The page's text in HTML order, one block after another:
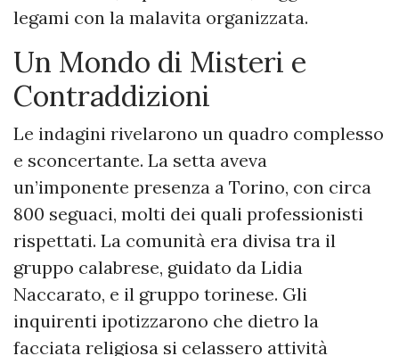
legami con la malavita organizzata.
Un Mondo di Misteri e
Contraddizioni
Le indagini rivelarono un quadro complesso
e sconcertante. La setta aveva
un’imponente presenza a Torino, con circa
800 seguaci, molti dei quali professionisti
rispettati. La comunità era divisa tra il
gruppo calabrese, guidato da Lidia
Naccarato, e il gruppo torinese. Gli
inquirenti ipotizzarono che dietro la
facciata religiosa si celassero attività